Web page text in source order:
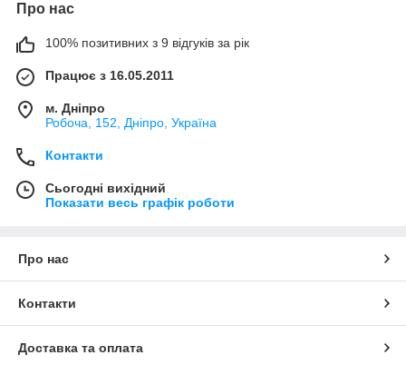
Ми пропонуємо вам штори відмінної
гарантію 12 місяців. У нас немає
Краща ціна
15 років досвіду
Про нас
100% позитивних з 9 відгуків за рік
Працює з 16.05.2011
м. Дніпро
Робоча, 152, Дніпро, Україна
Контакти
Сьогодні вихідний
Показати весь графік роботи
Про нас
Контакти
Доставка та оплата